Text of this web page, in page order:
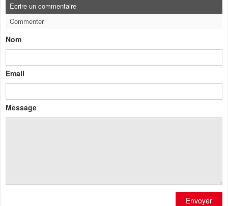
Ecrire un commentaire
Commenter
Nom
Email
Message
Envoyer